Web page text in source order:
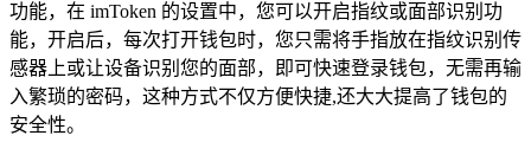
功能，在 imToken 的设置中，您可以开启指纹或面部识别功
能，开启后，每次打开钱包时，您只需将手指放在指纹识别传
感器上或让设备识别您的面部，即可快速登录钱包，无需再输
入繁琐的密码，这种方式不仅方便快捷,还大大提高了钱包的
安全性。